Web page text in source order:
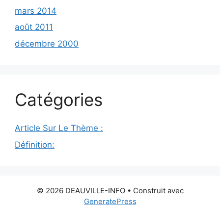
mars 2014
août 2011
décembre 2000
Catégories
Article Sur Le Thème :
Définition:
© 2026 DEAUVILLE-INFO• Construit avec
GeneratePress